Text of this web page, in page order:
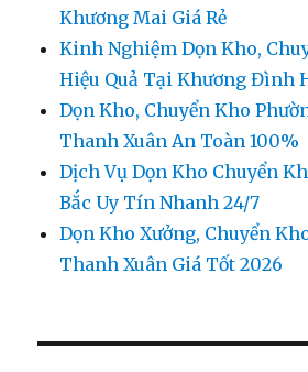
Khương Mai Giá Rẻ
Kinh Nghiệm Dọn Kho,
Hiệu Quả Tại Khương Đình
Dọn Kho, Chuyển Kho
Thanh Xuân An Toàn 100%
Dịch Vụ Dọn Kho Chuyển
Bắc Uy Tín Nhanh 24/7
Dọn Kho Xưởng, Chuyển
Thanh Xuân Giá Tốt 2026